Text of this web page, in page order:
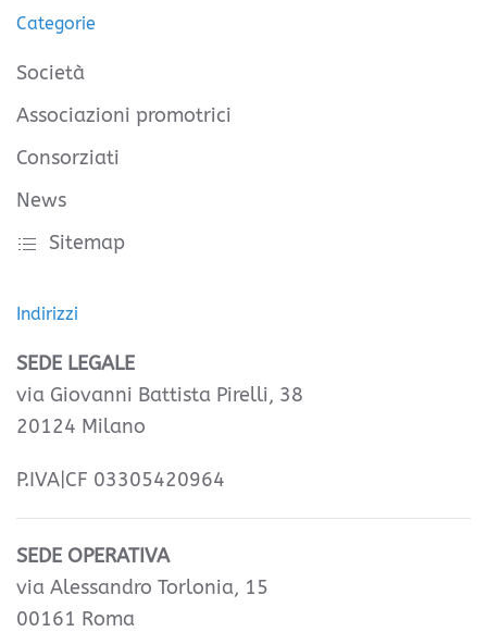
Categorie
Società
Associazioni promotrici
Consorziati
News
Sitemap
Indirizzi
SEDE LEGALE
via Giovanni Battista Pirelli, 38
20124 Milano
P.IVA|CF 03305420964
SEDE OPERATIVA
via Alessandro Torlonia, 15
00161 Roma